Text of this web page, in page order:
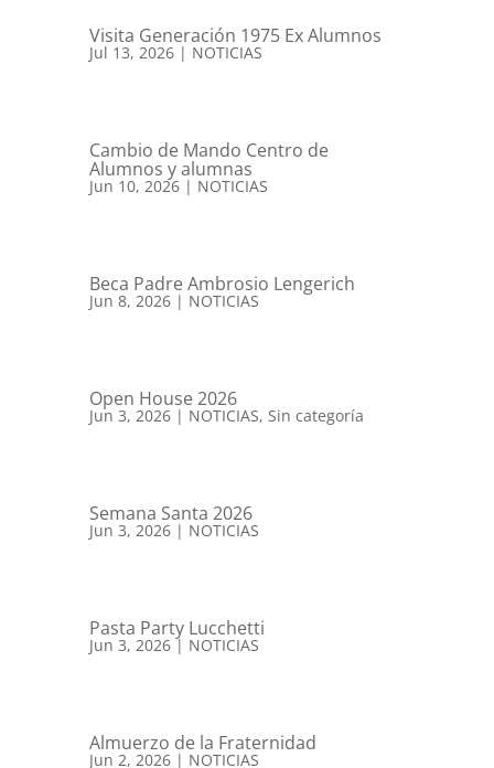
Visita Generación 1975 Ex Alumnos
Jul 13, 2026| NOTICIAS
Cambio de Mando Centro de
Alumnos y alumnas
Jun 10, 2026| NOTICIAS
Beca Padre Ambrosio Lengerich
Jun 8, 2026| NOTICIAS
Open House 2026
Jun 3, 2026| NOTICIAS, Sin categoría
Semana Santa 2026
Jun 3, 2026| NOTICIAS
Pasta Party Lucchetti
Jun 3, 2026| NOTICIAS
Almuerzo de la Fraternidad
Jun 2, 2026| NOTICIAS